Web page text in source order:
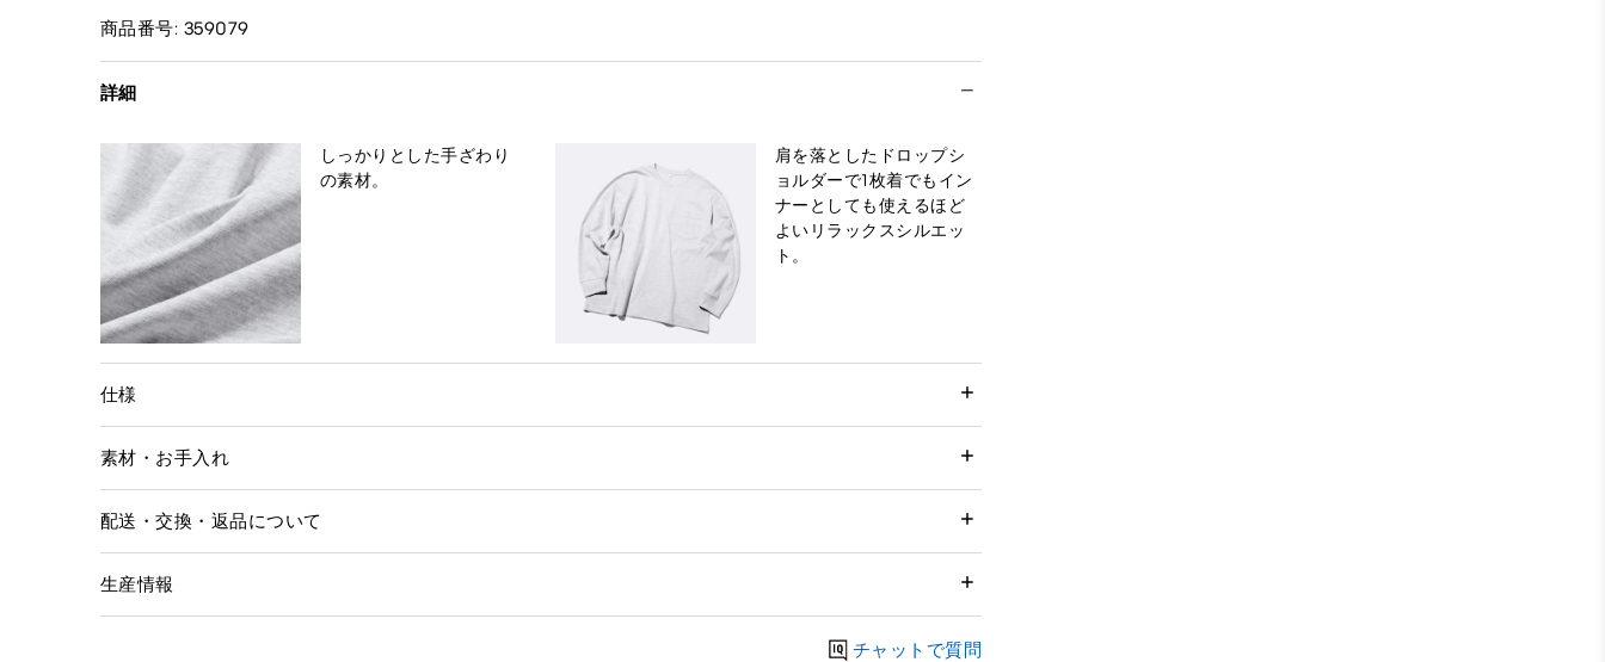
商品番号: 359079
詳細
しっかりとした手ざわり
の素材。
肩を落としたドロップシ
ョルダーで1枚着でもイン
ナーとしても使えるほど
よいリラックスシルエッ
ト。
仕様
素材・お手入れ
配送・交換・返品について
生産情報
チャットで質問